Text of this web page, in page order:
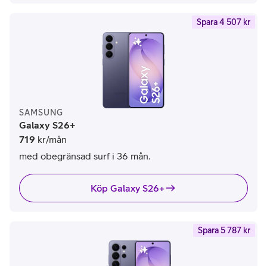
Spara 4 507 kr
SAMSUNG
Galaxy S26+
719 kr/mån
med obegränsad surf i 36 mån.
Köp Galaxy S26+
Spara 5 787 kr